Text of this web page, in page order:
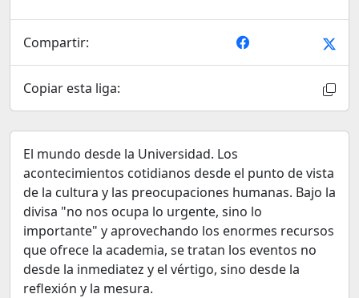
Compartir:
Copiar esta liga:
El mundo desde la Universidad. Los
acontecimientos cotidianos desde el punto de vista
de la cultura y las preocupaciones humanas. Bajo la
divisa "no nos ocupa lo urgente, sino lo
importante" y aprovechando los enormes recursos
que ofrece la academia, se tratan los eventos no
desde la inmediatez y el vértigo, sino desde la
reflexión y la mesura.